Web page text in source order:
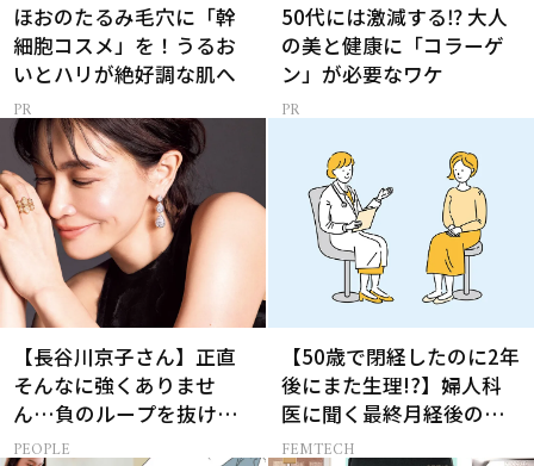
ほおのたるみ毛穴に「幹
細胞コスメ」を！うるお
いとハリが絶好調な肌へ
50代には激減する⁉ 大人
の美と健康に「コラーゲ
ン」が必要なワケ
【長谷川京子さん】正直
そんなに強くありませ
ん…負のループを抜ける
15分の習慣とは?
PEOPLE
【50歳で閉経したのに2年
後にまた生理!?】婦人科
医に聞く最終月経後の出
血の対処法
FEMTECH